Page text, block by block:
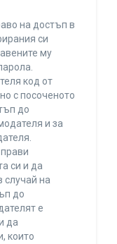
на достъп в
си
му
код от
с посоченото
до
и за
си и да
случай на
до
е
да
които